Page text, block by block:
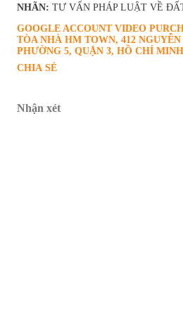
NHÃN: TƯ VẤN PHÁP LUẬT VỀ
GOOGLE ACCOUNT VIDEO
TÒA NHÀ HM TOWN, 412
PHƯỜNG 5, QUẬN 3, HỒ CHÍ
CHIA SẺ
Nhận xét